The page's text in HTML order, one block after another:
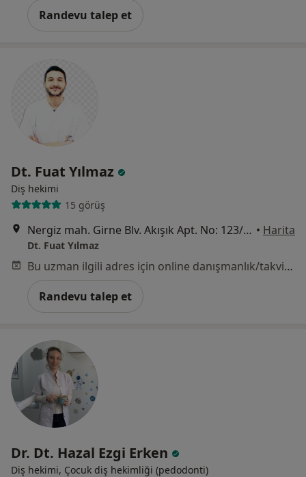
Randevu talep et
Dt. Fuat Yılmaz
Diş hekimi
15 görüş
Nergiz mah. Girne Blv. Akışık Apt. No: 123/A, İzmir • Harita
Dt. Fuat Yılmaz
Bu uzman ilgili adres için online danışmanlık/takvim sunmuyor.
Randevu talep et
Dr. Dt. Hazal Ezgi Erken
Diş hekimi, Çocuk diş hekimliği (pedodonti)